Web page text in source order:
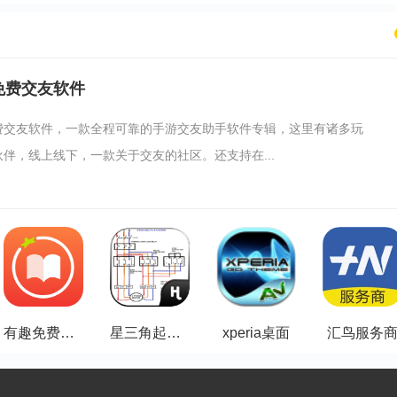
费交友软件
交友软件，一款全程可靠的手游交友助手软件专辑，这里有诸多玩
，线上线下，一款关于交友的社区。还支持在...
有趣免费小说书城 星三角起动器控制图电气 xperia桌面 汇鸟服务商